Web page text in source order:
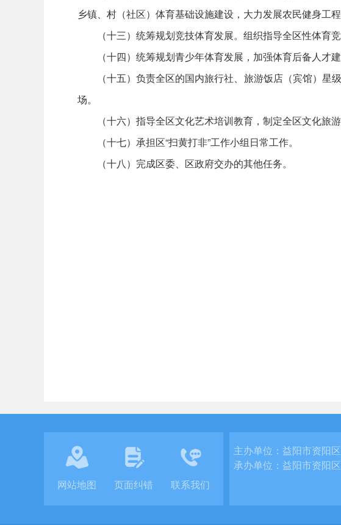
乡镇、村（社区）体育基础设施建设，大力发展农民健身工程
（十三）统筹规划竞技体育发展。组织指导全区性体育竞
（十四）统筹规划青少年体育发展，加强体育后备人才建
（十五）负责全区的国内旅行社、旅游饭店（宾馆）星
场。
（十六）指导全区文化艺术培训教育，制定全区文化旅游
（十七）承担区“扫黄打非”工作小组日常工作。
（十八）完成区委、区政府交办的其他任务。
网站地图 页面纠错 联系我们
主办单位：益阳市资阳
承办单位：益阳市资阳